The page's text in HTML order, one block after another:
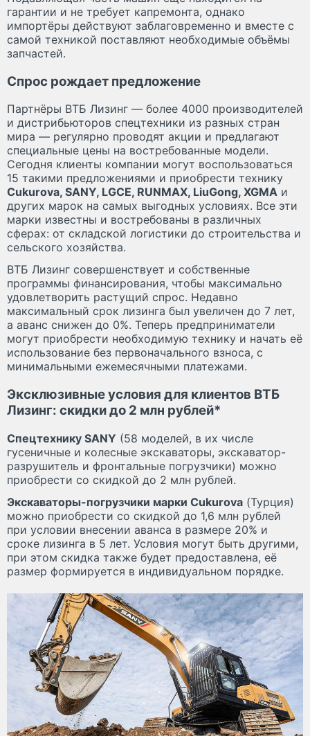
гарантии и не требует капремонта, однако
импортёры действуют заблаговременно и вместе с
самой техникой поставляют необходимые объёмы
запчастей.
Спрос рождает предложение
Партнёры ВТБ Лизинг — более 4000 производителей
и дистрибьюторов спецтехники из разных стран
мира — регулярно проводят акции и предлагают
специальные цены на востребованные модели.
Сегодня клиенты компании могут воспользоваться
15 такими предложениями и приобрести технику
Cukurova, SANY, LGCE, RUNMAX, LiuGong, XGMA и
других марок на самых выгодных условиях. Все эти
марки известны и востребованы в различных
сферах: от складской логистики до строительства и
сельского хозяйства.
ВТБ Лизинг совершенствует и собственные
программы финансирования, чтобы максимально
удовлетворить растущий спрос. Недавно
максимальный срок лизинга был увеличен до 7 лет,
а аванс снижен до 0%. Теперь предприниматели
могут приобрести необходимую технику и начать её
использование без первоначального взноса, с
минимальными ежемесячными платежами.
Эксклюзивные условия для клиентов ВТБ
Лизинг: скидки до 2 млн рублей*
Спецтехнику SANY (58 моделей, в их числе
гусеничные и колесные экскаваторы, экскаватор-
разрушитель и фронтальные погрузчики) можно
приобрести со скидкой до 2 млн рублей.
Экскаваторы-погрузчики марки Cukurova (Турция)
можно приобрести со скидкой до 1,6 млн рублей
при условии внесении аванса в размере 20% и
сроке лизинга в 5 лет. Условия могут быть другими,
при этом скидка также будет предоставлена, её
размер формируется в индивидуальном порядке.